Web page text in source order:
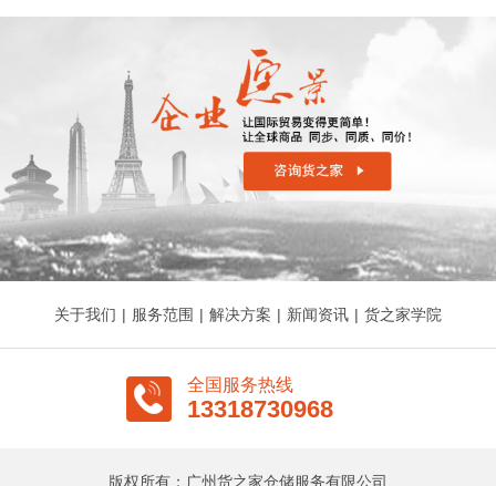
关于我们 | 服务范围 | 解决方案 | 新闻资讯 | 货之家学院
全国服务热线
13318730968
版权所有：广州货之家仓储服务有限公司